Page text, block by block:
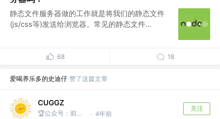
静态文件服务器做的工作就是将我们的静态文件
(js/css等)发送给浏览器。常见的静态文件...
68 18
爱喝养乐多的史迪仔 赞了这篇文章
CUGGZ
🏆公众号：前端充电宝 · 4年前
关注